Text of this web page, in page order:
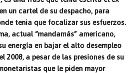
un cartel de su despacho, para
tenia que focalizar sus esfuerzos.
actual “mandamás” americano,
energía en bajar el alto desempleo
2008, a pesar de las presiones de su
que le piden mayor